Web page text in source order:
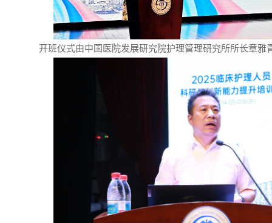
开班仪式由中国医院发展研究院护理管理研究所所长章雅